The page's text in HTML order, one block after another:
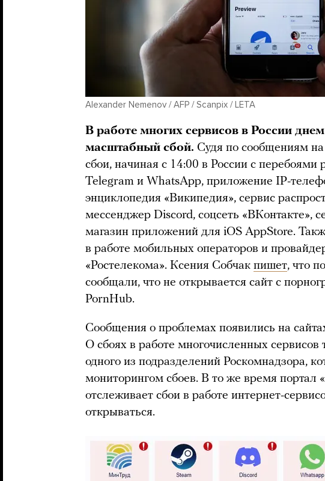
Alexander Nemenov / AFP / Scanpix / LETA
В работе многих сервисов в России днем
масштабный сбой. Судя по сообщениям
сбои, начиная с 14:00 в России с
Telegram и WhatsApp, приложение IP-
энциклопедия «Википедия», сервис
мессенджер Discord, соцсеть «ВКонтакте»,
магазин приложений для iOS AppStore.
в работе мобильных операторов и
«Ростелекома». Ксения Собчак пишет, что
сообщали, что не открывается сайт с
PornHub.
Сообщения о проблемах появились на
О сбоях в работе многочисленных сервисов
одного из подразделений Роскомнадзора,
мониторингом сбоев. В то же время портал
отслеживает сбои в работе интернет-
открываться.